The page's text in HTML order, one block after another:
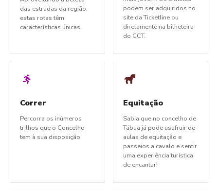
das estradas da região,
estas rotas têm
características únicas
podem ser adquiridos no
site da Ticketline ou
diretamente na bilheteira
do CCT.
Correr
Percorra os inúmeros
trilhos que o Concelho
tem à sua disposição
Equitação
Sabia que no concelho de
Tábua já pode usufruir de
aulas de equitação e
passeios a cavalo e sentir
uma experiência turística
de encantar!